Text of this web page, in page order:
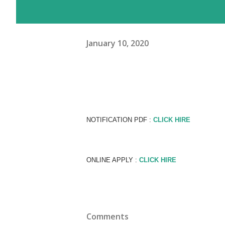
January 10, 2020
NOTIFICATION PDF : CLICK HIRE
ONLINE APPLY : CLICK HIRE
Comments